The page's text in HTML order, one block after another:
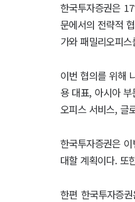
한국투자증권은
문에서의 전략적
가와 패밀리오피
이번 협의를 위해
용 대표, 아시아
오피스 서비스, 글
한국투자증권은
대할 계획이다. 또
한편 한국투자증